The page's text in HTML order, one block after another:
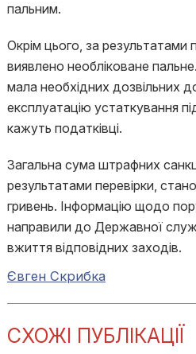
пальним.
Окрім цього, за результатами
виявлено необліковане
мала необхідних дозвільних
експлуатацію устаткування
кажуть податківці.
Загальна сума штрафних
результатами перевірки,
гривень. Інформацію щодо
направили до Державної
вжиття відповідних заходів.
Євген Скрибка
СХОЖІ ПУБЛІКАЦІЇ